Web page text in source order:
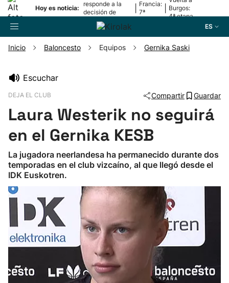
Hoy es noticia:
responde a la
decisión de
Oriamendi
Francia:
7ª
Burgos:
4ª etapa
ES
Pelota
Remo
Baloncesto
Ciclismo
Herri-kirolak
Balonmano
Inicio Baloncesto Equipos Gernika Saski
Escuchar
DEJA EL CLUB Compartir Guardar
Laura Westerik no seguirá
en el Gernika KESB
La jugadora neerlandesa ha permanecido durante dos
temporadas en el club vizcaíno, al que llegó desde el
IDK Euskotren.